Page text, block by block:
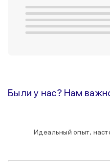
Были у нас? Нам
Идеальный опыт,